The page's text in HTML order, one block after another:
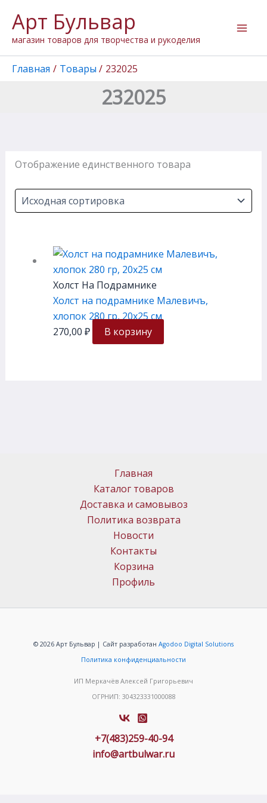
содержимому
Арт Бульвар
магазин товаров для творчества и рукоделия
Главная Товары 232025
232025
Отображение единственного товара
Холст На Подрамнике
Холст на подрамнике Малевичъ,
хлопок 280 гр, 20х25 см
270,00 ₽ В корзину
Главная
Каталог товаров
Доставка и самовывоз
Политика возврата
Новости
Контакты
Корзина
Профиль
© 2026 Арт Бульвар | Сайт разработан Agodoo Digital Solutions
Политика конфиденциальности
ИП Меркачёв Алексей Григорьевич
ОГРНИП: 304323331000088
+7(483)259-40-94
info@artbulwar.ru